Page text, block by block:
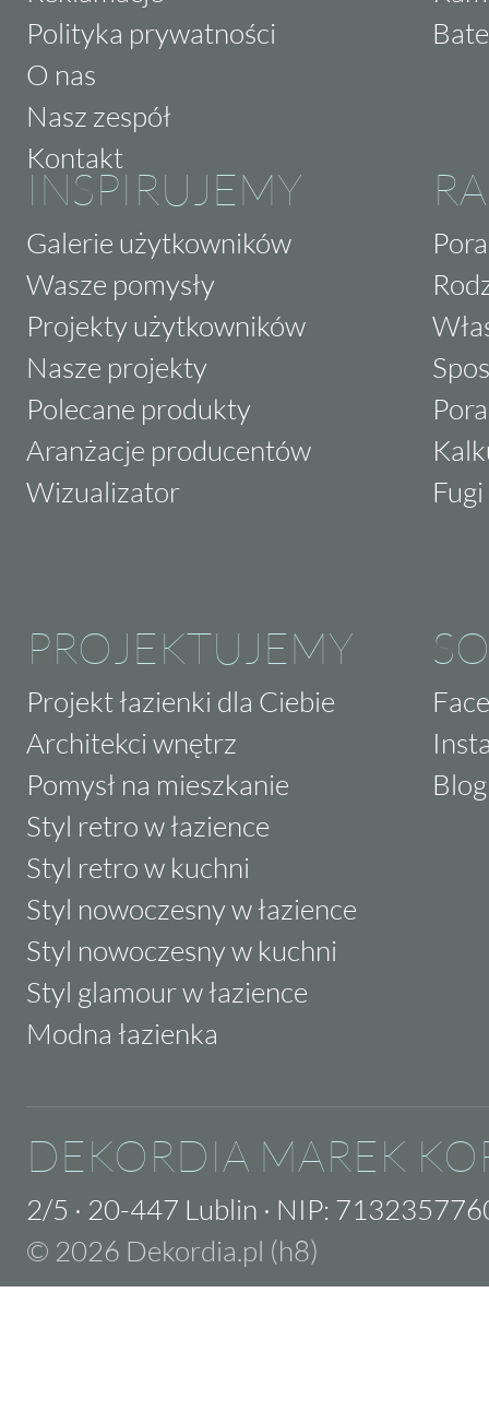
Polityka prywatności
O nas
Nasz zespół
Kontakt
INSPIRUJEMY
Galerie użytkowników
Wasze pomysły
Projekty użytkowników
Nasze projekty
Polecane produkty
Aranżacje producentów
Wizualizator
PROJEKTUJEMY
Projekt łazienki dla Ciebie
Architekci wnętrz
Pomysł na mieszkanie
Styl retro w łazience
Styl retro w kuchni
Styl nowoczesny w łazience
Styl nowoczesny w kuchni
Styl glamour w łazience
Modna łazienka
Blog
DEKORDIA MAREK
2/5 · 20-447 Lublin · NIP:
© 2026 Dekordia.pl (h8)